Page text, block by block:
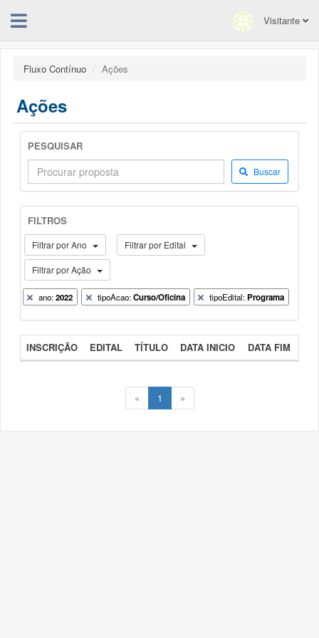
Visitante
Fluxo Contínuo Ações
Ações
PESQUISAR
Buscar
FILTROS
Filtrar por Ano Filtrar por Edital
Filtrar por Ação
ano:2022 tipoAcao:Curso/Oficina tipoEdital:Programa
INSCRIÇÃO EDITAL TÍTULO DATA INICIO DATA FIM
« 1 »